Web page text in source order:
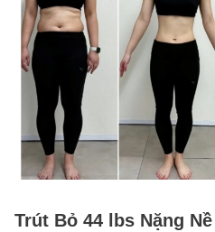
Trút Bỏ 44 lbs Nặng